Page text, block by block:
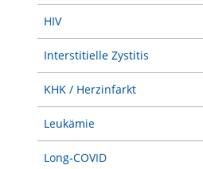
HIV
Interstitielle Zystitis
KHK / Herzinfarkt
Leukämie
Long-COVID